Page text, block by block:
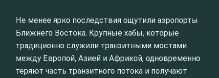
Не менее ярко последствия ощутили аэропорты
Ближнего Востока. Крупные хабы, которые
традиционно служили транзитными мостами
между Европой, Азией и Африкой, одновременно
теряют часть транзитного потока и получают